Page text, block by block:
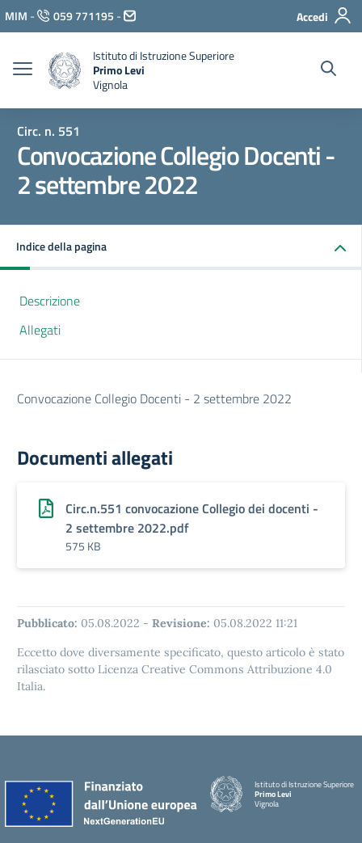
Vai ai contenuti
Vai al menu di navigazione
Vai al footer
MIM - 059 771195 - Accedi
Istituto di Istruzione Superiore
Primo Levi
Vignola
Circ. n. 551
Convocazione Collegio Docenti -
2 settembre 2022
Indice della pagina
Descrizione
Allegati
Convocazione Collegio Docenti - 2 settembre 2022
Documenti allegati
Circ.n.551 convocazione Collegio dei docenti -
2 settembre 2022.pdf
575 KB
Pubblicato: 05.08.2022 - Revisione: 05.08.2022 11:21
Eccetto dove diversamente specificato, questo articolo è stato
rilasciato sotto Licenza Creative Commons Attribuzione 4.0
Italia.
Istituto di Istruzione Superiore
Primo Levi
Vignola